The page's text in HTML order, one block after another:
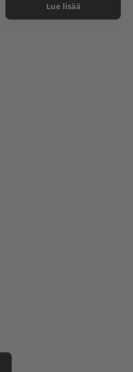
Lue lisää